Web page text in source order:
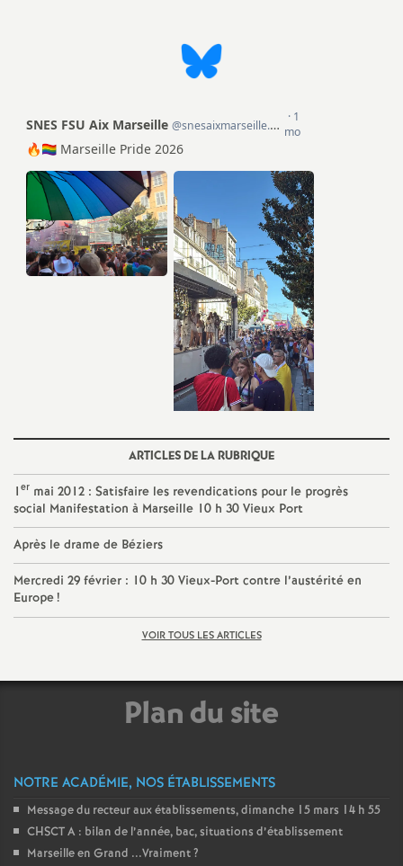
ARTICLES DE LA RUBRIQUE
1er mai 2012 : Satisfaire les revendications pour le progrès
social Manifestation à Marseille 10 h 30 Vieux Port
Après le drame de Béziers
Mercredi 29 février : 10 h 30 Vieux-Port contre l’austérité en
Europe!
VOIR TOUS LES ARTICLES
Plan du site
NOTRE ACADÉMIE, NOS ÉTABLISSEMENTS
Message du recteur aux établissements, dimanche 15 mars 14 h 55
CHSCT A : bilan de l’année, bac, situations d’établissement
Marseille en Grand ...Vraiment?